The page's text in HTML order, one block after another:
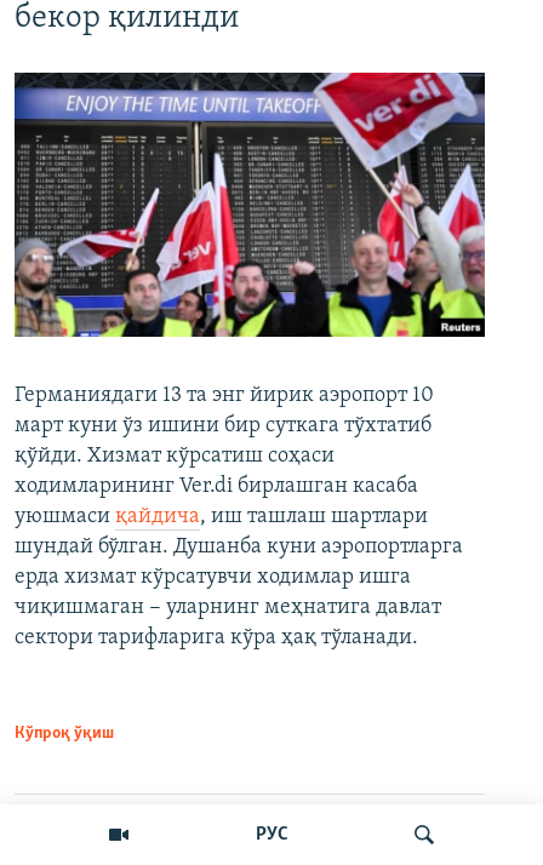
РУС
бекор қилинди
Германиядаги 13 та энг йирик аэропорт 10
март куни ўз ишини бир суткага тўхтатиб
қўйди. Хизмат кўрсатиш соҳаси
ходимларининг Ver.di бирлашган касаба
уюшмаси қайдича, иш ташлаш шартлари
шундай бўлган. Душанба куни аэропортларга
ерда хизмат кўрсатувчи ходимлар ишга
чиқишмаган − уларнинг меҳнатига давлат
сектори тарифларига кўра ҳақ тўланади.
Кўпроқ ўқиш
Ўртоқлашинг